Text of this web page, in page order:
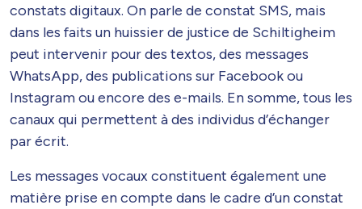
constats digitaux. On parle de constat SMS, mais
dans les faits un huissier de justice de Schiltigheim
peut intervenir pour des textos, des messages
WhatsApp, des publications sur Facebook ou
Instagram ou encore des e-mails. En somme, tous les
canaux qui permettent à des individus d’échanger
par écrit.
Les messages vocaux constituent également une
matière prise en compte dans le cadre d’un constat